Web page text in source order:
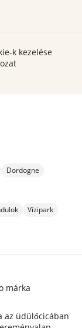
k kezelése
Vízipark
Dordogne
márka
az üdülőcicában